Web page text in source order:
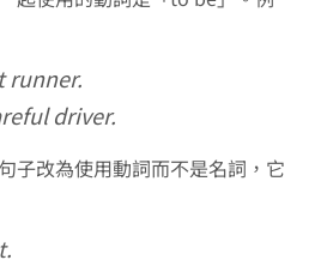
runner.
driver.
子改為使用動詞而不是名詞，它